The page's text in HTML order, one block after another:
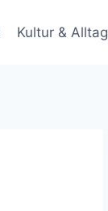
Kultur & Alltag